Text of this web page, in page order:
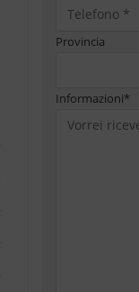
Provincia
Informazioni*